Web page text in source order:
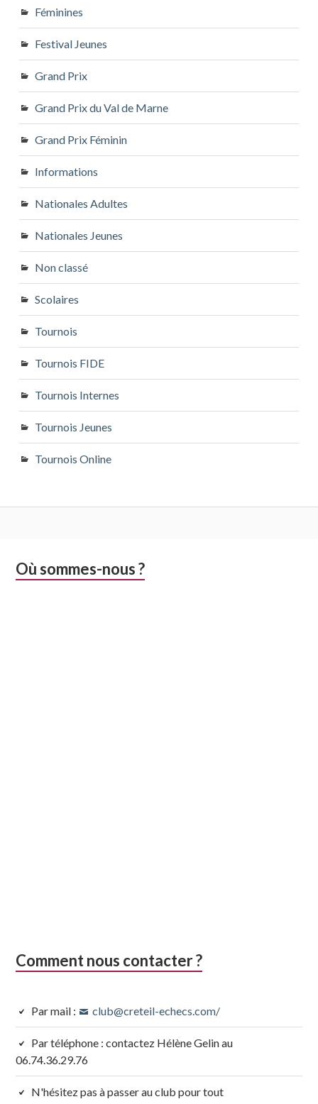
Féminines
Festival Jeunes
Grand Prix
Grand Prix du Val de Marne
Grand Prix Féminin
Informations
Nationales Adultes
Nationales Jeunes
Non classé
Scolaires
Tournois
Tournois FIDE
Tournois Internes
Tournois Jeunes
Tournois Online
Colonne
Où sommes-nous ?
Comment nous contacter ?
Par mail : club@creteil-echecs.com/
Par téléphone : contactez Hélène Gelin au
06.74.36.29.76
N'hésitez pas à passer au club pour tout